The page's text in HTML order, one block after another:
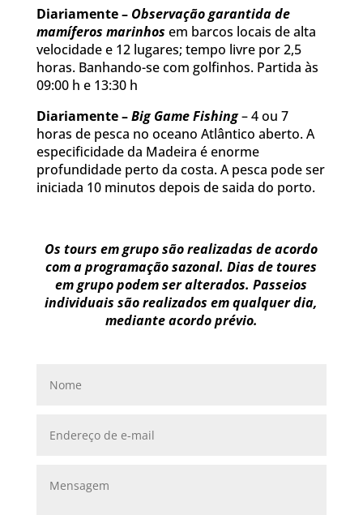
Diariamente – Observação garantida de
mamíferos marinhos em barcos locais de alta
velocidade e 12 lugares; tempo livre por 2,5
horas. Banhando-se com golfinhos. Partida às
09:00 h e 13:30 h
Diariamente –Big Game Fishing– 4 ou 7
horas de pesca no oceano Atlântico aberto. A
especificidade da Madeira é enorme
profundidade perto da costa. A pesca pode ser
iniciada 10 minutos depois de saida do porto.
Os tours em grupo são realizadas de acordo
com a programação sazonal. Dias de toures
em grupo podem ser alterados. Passeios
individuais são realizados em qualquer dia,
mediante acordo prévio.